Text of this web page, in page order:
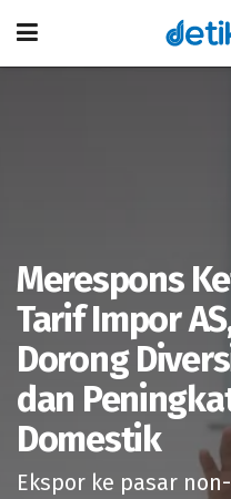
Merespons
Tarif Impor
Dorong
dan
Domestik
Ekspor ke pasar